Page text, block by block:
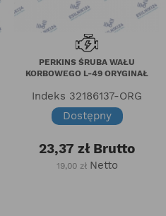
PERKINS ŚRUBA WAŁU
KORBOWEGO L-49 ORYGINAŁ
Indeks 32186137-ORG
Dostępny
23,37 zł Brutto
19,00 zł Netto